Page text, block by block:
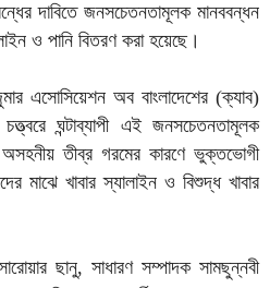
দাবিতে জনসচেতনতামূলক মানববন্ধন
ও পানি বিতরণ করা হয়েছে।
এসোসিয়েশন অব বাংলাদেশের (ক্যাব)
ঘন্টাব্যাপী এই জনসচেতনতামূলক
তীব্র গরমের কারণে ভুক্তভোগী
মাঝে খাবার স্যালাইন ও বিশুদ্ধ খাবার
ছানু, সাধারণ সম্পাদক সামছুন্নবী